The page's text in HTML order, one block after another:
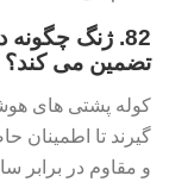
82. ژنگ
تضمین می کند؟
کوله پشتی های
گیرند تا اطمینان
و مقاوم در برابر